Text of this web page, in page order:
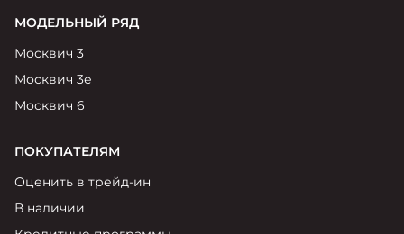
МОДЕЛЬНЫЙ РЯД
Москвич 3
Москвич 3е
Москвич 6
ПОКУПАТЕЛЯМ
Оценить в трейд-ин
В наличии